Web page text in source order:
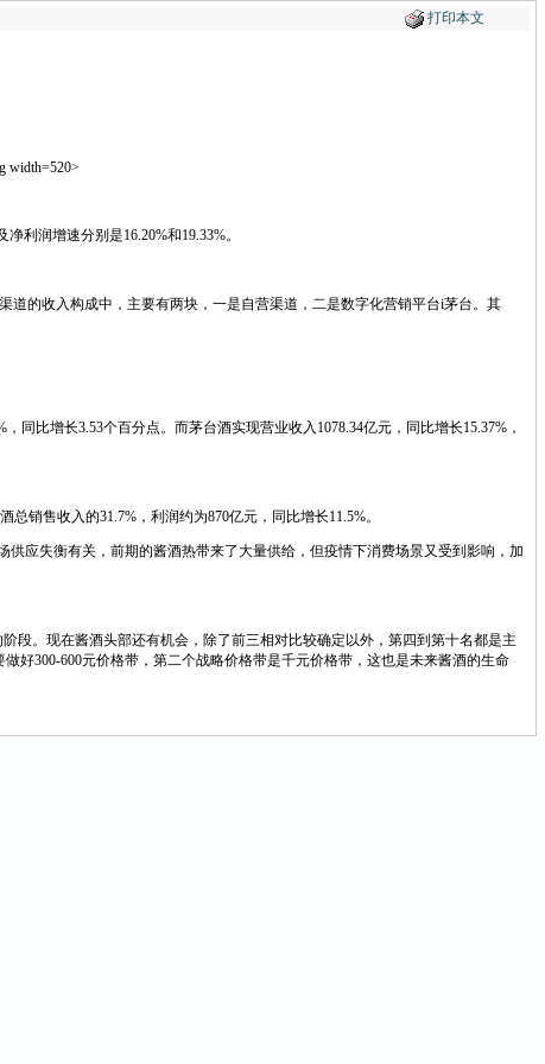
打印本文
width=520>
利润增速分别是16.20%和19.33%。
道的收入构成中，主要有两块，一是自营渠道，二是数字化营销平台i茅台。其
比增长3.53个百分点。而茅台酒实现营业收入1078.34亿元，同比增长15.37%，
销售收入的31.7%，利润约为870亿元，同比增长11.5%。
应失衡有关，前期的酱酒热带来了大量供给，但疫情下消费场景又受到影响，加
段。现在酱酒头部还有机会，除了前三相对比较确定以外，第四到第十名都是主
好300-600元价格带，第二个战略价格带是千元价格带，这也是未来酱酒的生命